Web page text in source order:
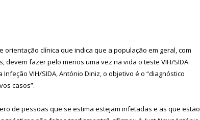
clínica que indica que a população em geral, com
devem fazer pelo menos uma vez na vida o teste VIH/SIDA.
VIH/SIDA, António Diniz, o objetivo é o “diagnóstico
casos”.
de pessoas que se estima estejam infetadas e as que estão